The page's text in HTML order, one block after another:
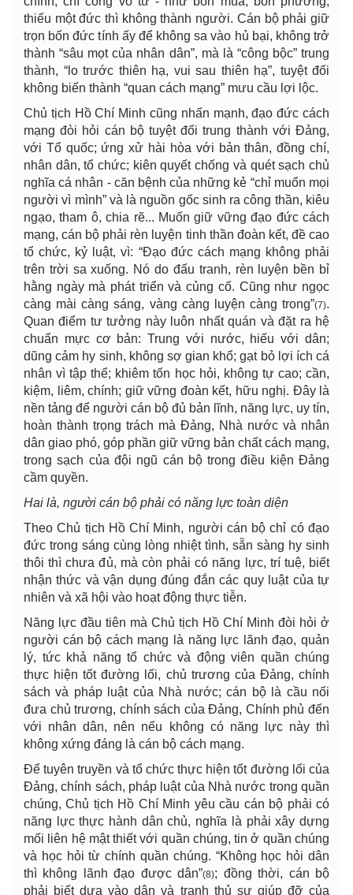
thiếu một đức thì không thành người. Cán bộ phải giữ
trọn bốn đức tính ấy để không sa vào hủ bại, không trở
thành “sâu mọt của nhân dân”, mà là “công bộc” trung
thành, “lo trước thiên hạ, vui sau thiên hạ”, tuyệt đối
không biến thành “quan cách mạng” mưu cầu lợi lộc.
Chủ tịch Hồ Chí Minh cũng nhấn mạnh, đạo đức cách
mạng đòi hỏi cán bộ tuyệt đối trung thành với Đảng,
với Tổ quốc; ứng xử hài hòa với bản thân, đồng chí,
nhân dân, tổ chức; kiên quyết chống và quét sạch chủ
nghĩa cá nhân - căn bệnh của những kẻ “chỉ muốn mọi
người vì mình” và là nguồn gốc sinh ra công thần, kiêu
ngạo, tham ô, chia rẽ... Muốn giữ vững đạo đức cách
mạng, cán bộ phải rèn luyện tinh thần đoàn kết, đề cao
tổ chức, kỷ luật, vì: “Đạo đức cách mạng không phải
trên trời sa xuống. Nó do đấu tranh, rèn luyện bền bỉ
hằng ngày mà phát triển và củng cố. Cũng như ngọc
càng mài càng sáng, vàng càng luyện càng trong”(7).
Quan điểm tư tưởng này luôn nhất quán và đặt ra hệ
chuẩn mực cơ bản: Trung với nước, hiếu với dân;
dũng cảm hy sinh, không sợ gian khổ; gạt bỏ lợi ích cá
nhân vì tập thể; khiêm tốn học hỏi, không tự cao; cần,
kiệm, liêm, chính; giữ vững đoàn kết, hữu nghị. Đây là
nền tảng để người cán bộ đủ bản lĩnh, năng lực, uy tín,
hoàn thành trọng trách mà Đảng, Nhà nước và nhân
dân giao phó, góp phần giữ vững bản chất cách mạng,
trong sạch của đội ngũ cán bộ trong điều kiện Đảng
cầm quyền.
Hai là, người cán bộ phải có năng lực toàn diện
Theo Chủ tịch Hồ Chí Minh, người cán bộ chỉ có đạo
đức trong sáng cùng lòng nhiệt tình, sẵn sàng hy sinh
thôi thì chưa đủ, mà còn phải có năng lực, trí tuệ, biết
nhận thức và vận dụng đúng đắn các quy luật của tự
nhiên và xã hội vào hoạt động thực tiễn.
Năng lực đầu tiên mà Chủ tịch Hồ Chí Minh đòi hỏi ở
người cán bộ cách mạng là năng lực lãnh đạo, quản
lý, tức khả năng tổ chức và động viên quần chúng
thực hiện tốt đường lối, chủ trương của Đảng, chính
sách và pháp luật của Nhà nước; cán bộ là cầu nối
đưa chủ trương, chính sách của Đảng, Chính phủ đến
với nhân dân, nên nếu không có năng lực này thì
không xứng đáng là cán bộ cách mạng.
Để tuyên truyền và tổ chức thực hiện tốt đường lối của
Đảng, chính sách, pháp luật của Nhà nước trong quần
chúng, Chủ tịch Hồ Chí Minh yêu cầu cán bộ phải có
năng lực thực hành dân chủ, nghĩa là phải xây dựng
mối liên hệ mật thiết với quần chúng, tin ở quần chúng
và học hỏi từ chính quần chúng. “Không học hỏi dân
thì không lãnh đạo được dân”(8); đồng thời, cán bộ
phải biết dựa vào dân và tranh thủ sự giúp đỡ của